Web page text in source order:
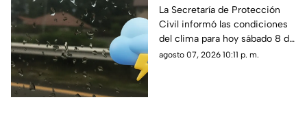
el clima en el estado de
Veracruz hoy 8 de
agosto de 2026
La Secretaría de Protección
Civil informó las condiciones
del clima para hoy sábado 8 de
agosto de 2026 en Veracruz;
agosto 07, 2026 10:11 p. m.